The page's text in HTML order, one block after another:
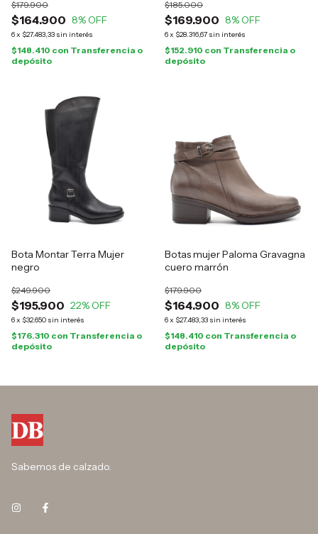
$164.900
$179.900
8% OFF
6x $27.483,33 sin interés
$148.410 con Transferencia o
depósito
$169.900
$185.000
8% OFF
6x $28.316,67 sin interés
$152.910 con Transferencia o
depósito
Bota Montar Terra Mujer
negro
$195.900
$249.900
22% OFF
6x $32.650 sin interés
$176.310 con Transferencia o
depósito
Botas mujer Paloma Gravagna
cuero marrón
$164.900
$179.900
8% OFF
6x $27.483,33 sin interés
$148.410 con Transferencia o
depósito
Sabemos de calzado.